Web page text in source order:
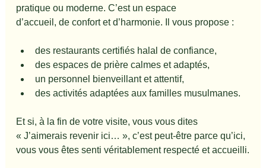
pratique ou moderne. C’est un espace
d’accueil, de confort et d’harmonie. Il vous propose :
des restaurants certifiés halal de confiance,
des espaces de prière calmes et adaptés,
un personnel bienveillant et attentif,
des activités adaptées aux familles musulmanes.
Et si, à la fin de votre visite, vous vous dites
« J’aimerais revenir ici… », c’est peut-être parce qu’ici,
vous vous êtes senti véritablement respecté et accueilli.